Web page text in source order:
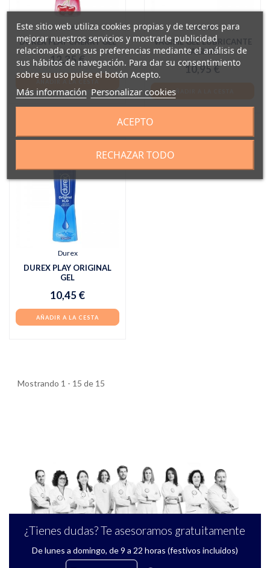
Durex
DUREX PLAY CHERRY GEL
12,35 €
AÑADIR A LA CESTA
Combe
VAGISIL GEL LUBRICANTE
VAGINAL
10,95 €
AÑADIR A LA CESTA
Durex
DUREX PLAY ORIGINAL
GEL
10,45 €
AÑADIR A LA CESTA
Mostrando 1 - 15 de 15
¿Tienes dudas? Te asesoramos gratuitamente
De lunes a domingo, de 9 a 22 horas (festivos incluidos)
Este sitio web utiliza cookies propias y de terceros para
mejorar nuestros servicios y mostrarle publicidad
relacionada con sus preferencias mediante el análisis de
sus hábitos de navegación. Para dar su consentimiento
sobre su uso pulse el botón Acepto.
Más información Personalizar cookies
RECHAZAR TODO
ACEPTO